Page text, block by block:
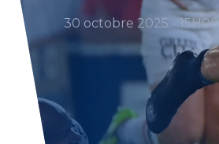
30 octobre 2025 - 15H06